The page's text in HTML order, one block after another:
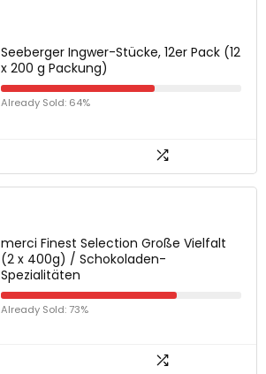
Seeberger Ingwer-Stücke, 12er Pack (12
x 200 g Packung)
Already Sold: 64%
merci Finest Selection Große Vielfalt
(2 x 400g) / Schokoladen-
Spezialitäten
Already Sold: 73%